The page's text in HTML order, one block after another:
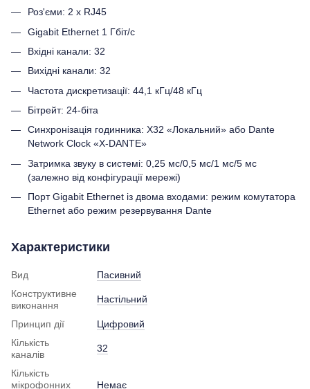
Роз'єми: 2 x RJ45
Gigabit Ethernet 1 Гбіт/с
Вхідні канали: 32
Вихідні канали: 32
Частота дискретизації: 44,1 кГц/48 кГц
Бітрейт: 24-біта
Синхронізація годинника: X32 «Локальний» або Dante
Network Clock «X-DANTE»
Затримка звуку в системі: 0,25 мс/0,5 мс/1 мс/5 мс
(залежно від конфігурації мережі)
Порт Gigabit Ethernet із двома входами: режим комутатора
Ethernet або режим резервування Dante
Характеристики
Вид
Пасивний
Конструктивне
виконання
Настільний
Принцип дії
Цифровий
Кількість
каналів
32
Кількість
мікрофонних
Немає